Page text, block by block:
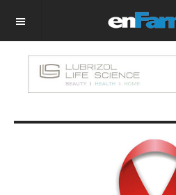
OFF CANVAS